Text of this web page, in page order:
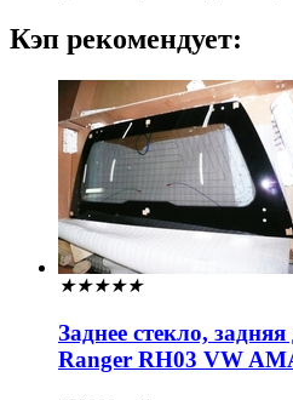
Кэп рекомендует:
★★★★★
Заднее стекло,
Ranger RH03 VW